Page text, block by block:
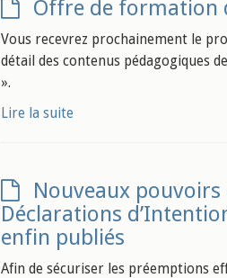
Offre de formation
Vous recevrez prochainement le
détail des contenus pédagogiques
».
Lire la suite
Nouveaux
Déclarations
enfin publiés
Afin de sécuriser les préemptions